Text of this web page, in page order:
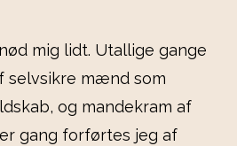
mig lidt. Utallige gange
selvsikre mænd som
og mandekram af
gang forførtes jeg af